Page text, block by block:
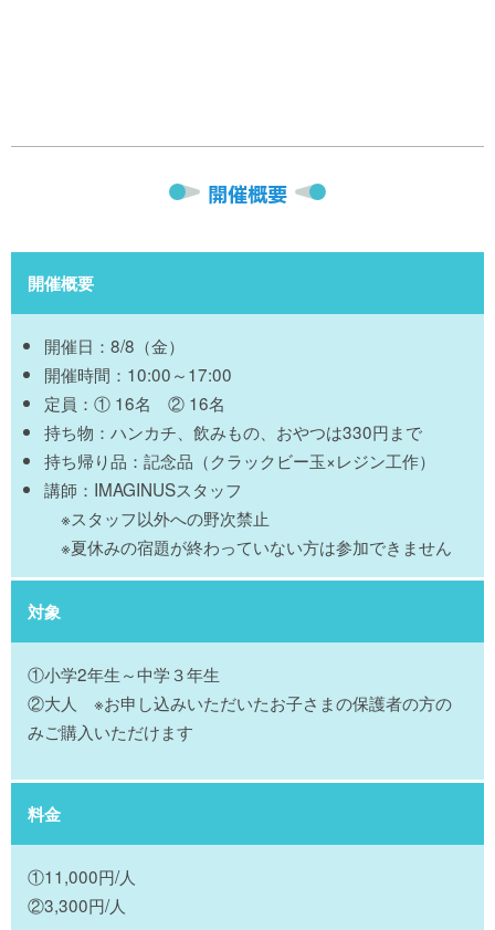
開催概要
開催概要
開催日：8/8（金）
開催時間：10:00～17:00
定員：① 16名 ② 16名
持ち物：ハンカチ、飲みもの、おやつは330円まで
持ち帰り品：記念品（クラックビー玉×レジン工作）
講師：IMAGINUSスタッフ
※スタッフ以外への野次禁止
※夏休みの宿題が終わっていない方は参加できません
対象
①小学2年生～中学３年生
②大人 ※お申し込みいただいたお子さまの保護者の方の
みご購入いただけます
料金
①11,000円/人
②3,300円/人